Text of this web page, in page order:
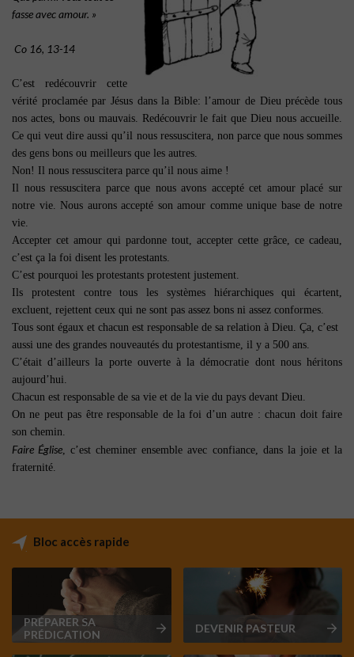
fasse avec amour. »
Co 16, 13-14
C’est redécouvrir cette
vérité proclamée par Jésus dans la Bible: l’amour de Dieu précède tous
nos actes, bons ou mauvais. Redécouvrir le fait que Dieu nous accueille.
Ce qui veut dire aussi qu’il nous ressuscitera, non parce que nous sommes
des gens bons ou meilleurs que les autres.
Non! Il nous ressuscitera parce qu’il nous aime !
Il nous ressuscitera parce que nous avons accepté cet amour placé sur
notre vie. Nous aurons accepté son amour comme unique base de notre
vie.
Accepter cet amour qui pardonne tout, accepter cette grâce, ce cadeau,
c’est ça la foi disent les protestants.
C’est pourquoi les protestants protestent justement.
Ils protestent contre tous les systèmes hiérarchiques qui écartent,
excluent, rejettent ceux qui ne sont pas assez bons ni assez conformes.
Tous sont égaux et chacun est responsable de sa relation à Dieu. Ça, c’est
aussi une des grandes nouveautés du protestantisme, il y a 500 ans.
C’était d’ailleurs la porte ouverte à la démocratie dont nous héritons
aujourd’hui.
Chacun est responsable de sa vie et de la vie du pays devant Dieu.
On ne peut pas être responsable de la foi d’un autre : chacun doit faire
son chemin.
Faire Église , c’est cheminer ensemble avec confiance, dans la joie et la
fraternité.
Bloc accès rapide
PRÉPARER SA
PRÉDICATION
DEVENIR PASTEUR